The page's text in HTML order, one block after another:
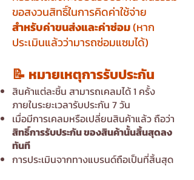
ขอสงวนสิทธิ์ในการคิดค่าใช้จ่าย
สำหรับค่าขนส่งและค่าซ่อม(หาก
ประเมินแล้วว่ามารถซ่อมแซมได้)​​​​​​
📝 หมายเหตุการรับประกัน
สินค้าแต่ละชิ้น สามารถเคลมได้ 1 ครั้ง
ภายในระยะเวลารับประกัน 7 วัน
เมื่อมีการเคลมหรือเปลี่ยนสินค้าแล้ว ถือว่า
สิทธิ์การรับประกัน ของสินค้านั้นสิ้นสุดลง
ทันที
การประเมินจากทางแบรนด์ถือเป็นที่สิ้นสุด